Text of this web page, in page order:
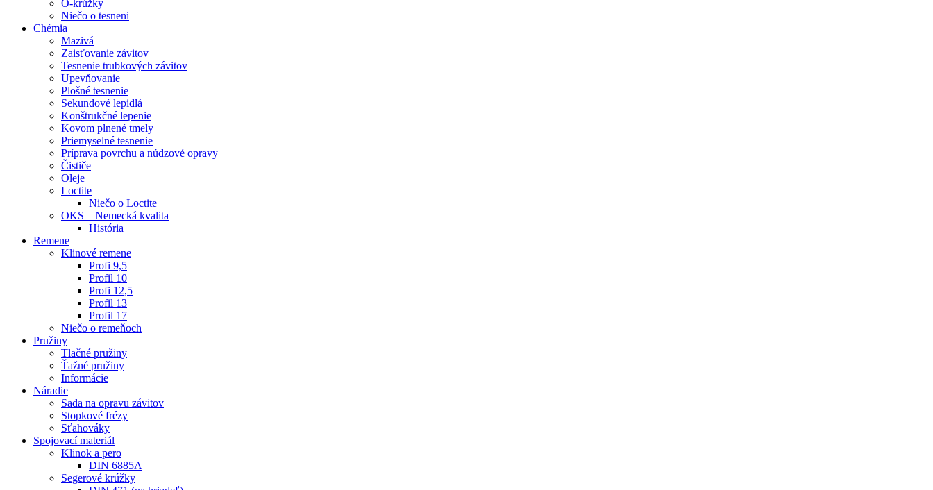
O-krúžky
Niečo o tesneni
Chémia
Mazivá
Zaisťovanie závitov
Tesnenie trubkových závitov
Upevňovanie
Plošné tesnenie
Sekundové lepidlá
Konštrukčné lepenie
Kovom plnené tmely
Priemyselné tesnenie
Príprava povrchu a núdzové opravy
Čističe
Oleje
Loctite
Niečo o Loctite
OKS – Nemecká kvalita
História
Remene
Klinové remene
Profi 9,5
Profil 10
Profi 12,5
Profil 13
Profil 17
Niečo o remeňoch
Pružiny
Tlačné pružiny
Ťažné pružiny
Informácie
Náradie
Sada na opravu závitov
Stopkové frézy
Sťahováky
Spojovací materiál
Klinok a pero
DIN 6885A
Segerové krúžky